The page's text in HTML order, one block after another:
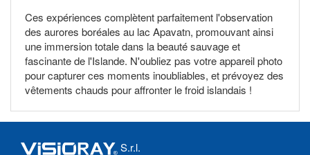
Ces expériences complètent parfaitement l'observation
des aurores boréales au lac Apavatn, promouvant ainsi
une immersion totale dans la beauté sauvage et
fascinante de l'Islande. N'oubliez pas votre appareil photo
pour capturer ces moments inoubliables, et prévoyez des
vêtements chauds pour affronter le froid islandais !
S.r.l.